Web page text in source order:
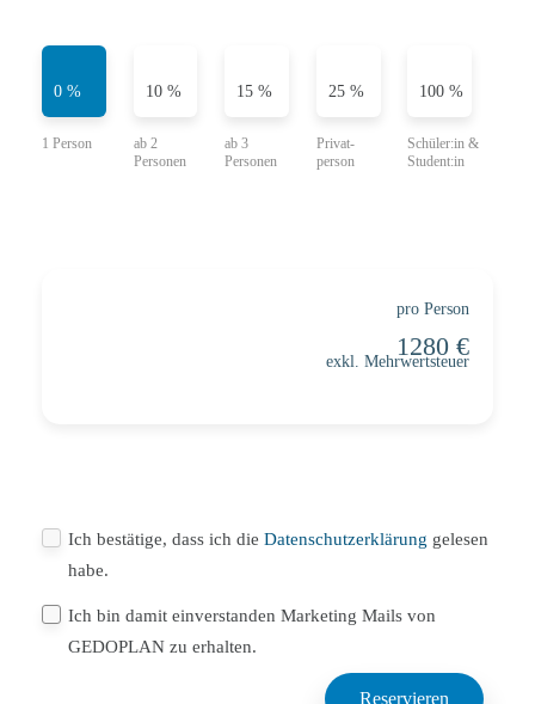
0 % 10 % 15 % 25 % 100 %
pro Person
exkl. Mehrwertsteuer
Ich bestätige, dass ich die Datenschutzerklärung gelesen
habe.
Ich bin damit einverstanden Marketing Mails von
GEDOPLAN zu erhalten.